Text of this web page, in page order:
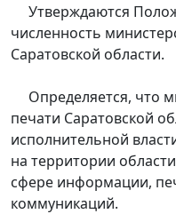
Утверждаются
численность
Саратовской области.
Определяется, что
печати Саратовской
исполнительной
на территории
сфере информации,
коммуникаций.